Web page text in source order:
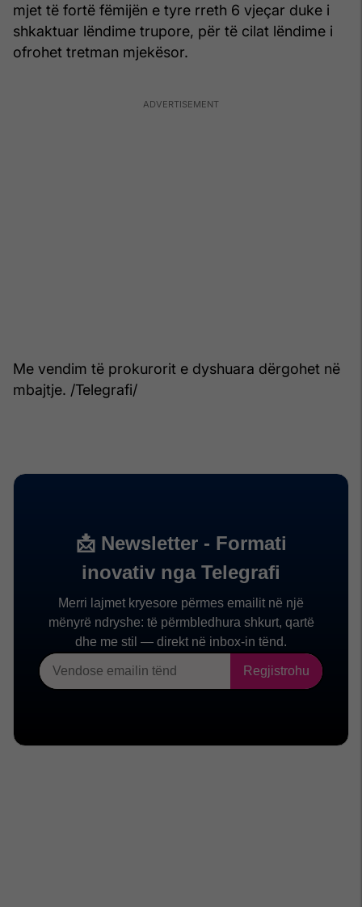
mjet të fortë fëmijën e tyre rreth 6 vjeçar duke i
shkaktuar lëndime trupore, për të cilat lëndime i
ofrohet tretman mjekësor.
Me vendim të prokurorit e dyshuara dërgohet në
mbajtje. /Telegrafi/